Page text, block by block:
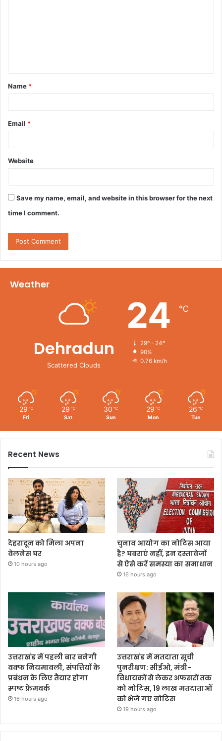
t
*
Name *
Email *
Website
Save my name, email, and website in this browser for the next
time I comment.
Weather
Dehradun
Scattered Clouds
24 ℃
29º - 24º
90%
0.76 km/h
29 ℃
Fri
29 ℃
Sat
30 ℃
Sun
29 ℃
Mon
26 ℃
Tue
Recent News
देहरादून को मिला अपना
वेलनेस घर
10 hours ago
चुनाव आयोग का नोटिस आया
है? घबराएं नहीं, इन दस्तावेजों
से ऐसे करें समस्या का समाधान
16 hours ago
उत्तराखंड में पहली बार बनेगी
वक्फ नियमावली, संपत्तियों के
प्रबंधन के लिए तैयार होगा
स्पष्ट फ्रेमवर्क
16 hours ago
उत्तराखंड में मतदाता सूची
पुनरीक्षण: सीईओ, मंत्री-
विधायकों से लेकर अफसरों तक
को नोटिस, 19 लाख मतदाताओं
को भेजे गए नोटिस
19 hours ago